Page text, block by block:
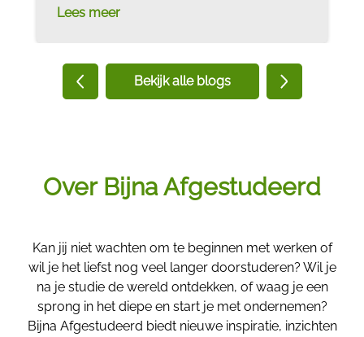
werken. Het liefst wil je alsnog zo vaak
organisaties krijgt, lijkt het alsof je nog
amper op vakantie kunt gaan. Maar niets
tips om te kunnen genieten van meer vrije
dagen.
Lees meer
Bekijk alle blogs
Over Bijna Afgestudeerd
Kan jij niet wachten om te beginnen met werken of
wil je het liefst nog veel langer doorstuderen? Wil je
na je studie de wereld ontdekken, of waag je een
sprong in het diepe en start je met ondernemen?
Bijna Afgestudeerd biedt nieuwe inspiratie, inzichten